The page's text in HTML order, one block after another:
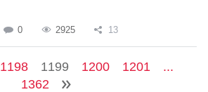
0 2925 13
1198 1199 1200 1201
...
1362